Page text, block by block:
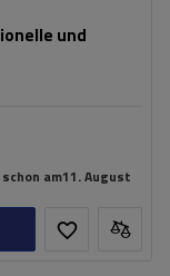
und
am11. August